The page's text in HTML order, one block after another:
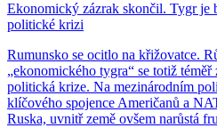
Ekonomický zázrak skončil. Tygr je
politické krizi
Rumunsko se ocitlo na křižovatce.
„ekonomického tygra“ se totiž
politická krize. Na mezinárodním
klíčového spojence Američanů a
Ruska, uvnitř země ovšem narůstá